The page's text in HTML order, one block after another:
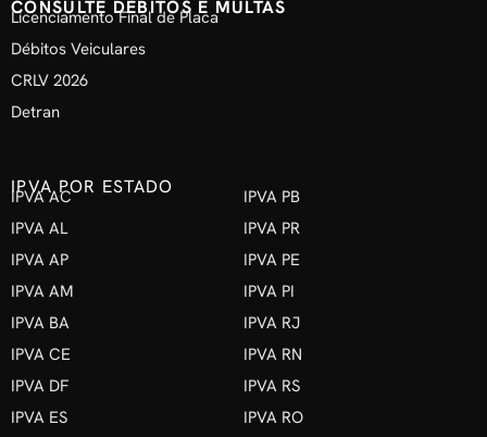
CONSULTE DÉBITOS E MULTAS
Licenciamento Final de Placa
Débitos Veiculares
CRLV 2026
Detran
IPVA POR ESTADO
IPVA AC
IPVA AL
IPVA AP
IPVA AM
IPVA BA
IPVA CE
IPVA DF
IPVA ES
IPVA PB
IPVA PR
IPVA PE
IPVA PI
IPVA RJ
IPVA RN
IPVA RS
IPVA RO